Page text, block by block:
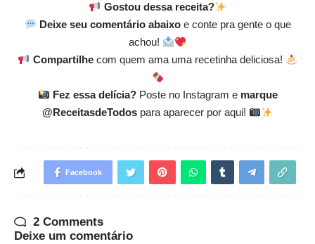
Gostou dessa receita?
Deixe seu comentário abaixoe conte pra gente o que
achou!
Compartilhecom quem ama uma recetinha deliciosa!
Fez essa delícia?Poste no Instagram e marque
@ReceitasdeTodospara aparecer por aqui!
Facebook
2 Comments
Deixe um comentário